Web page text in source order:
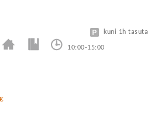
10:00-15:00
kuni 1h tasuta